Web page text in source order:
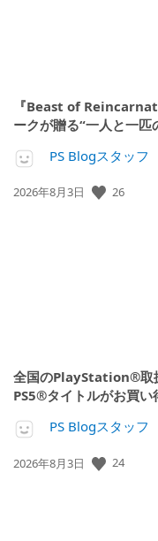
『Beast of
ークが贈る“一人と一匹
PS Blogスタッフ
公
2026年8月3日 26
全国のPlayStation®取
PS5®タイトルがお買い
PS Blogスタッフ
公
2026年8月3日 24